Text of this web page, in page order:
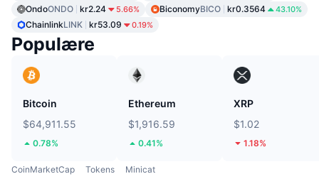
OndoONDO kr2.24 5.66% BiconomyBICO kr0.3564 43.10%
ChainlinkLINK kr53.09 0.19%
Populære
Bitcoin
$64,911.55
0.78%
Ethereum
$1,916.59
0.41%
XRP
$1.02
1.18%
CoinMarketCap Tokens Minicat